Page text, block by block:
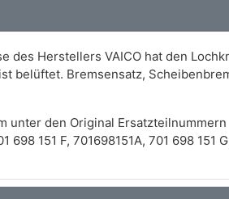
des Herstellers VAICO hat den
belüftet. Bremsensatz,
unter den Original Ersatzteilnummern
698 151 F, 701698151A, 701 698 151